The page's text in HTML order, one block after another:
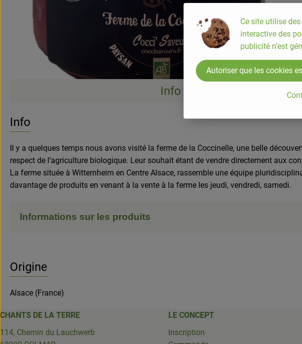
Info
Info
Il y a quelques temps nous avons visité la ferme de la Coccinelle, une belle
respect de l’agriculture biologique. Leur souhait étant de vendre directement aux
La ferme située à Witternheim en Centre Alsace, rassemble une équipe
davantage de produits en venant à la vente à la ferme les jeudi, vendredi, samedi.
Informations sur les produits
Origine
Alsace (France)
CHANTS DE LA TERRE
114, Chemin du Lauchwerb
LE CONCEPT
Inscription
Ce site utilise
interactive des
publicité n’est
Autoriser que les cookies